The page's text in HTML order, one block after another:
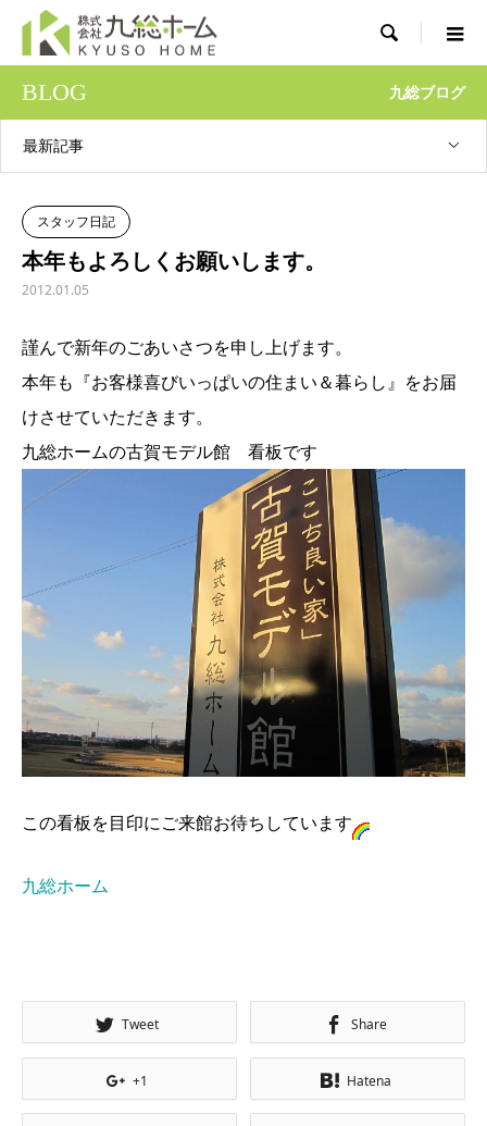

BLOG 九総ブログ
最新記事
スタッフ日記
本年もよろしくお願いします。
2012.01.05
謹んで新年のごあいさつを申し上げます。
本年も『お客様喜びいっぱいの住まい＆暮らし』をお届
けさせていただきます。
九総ホームの古賀モデル館 看板です
この看板を目印にご来館お待ちしています
九総ホーム
Tweet Share
+1 Hatena